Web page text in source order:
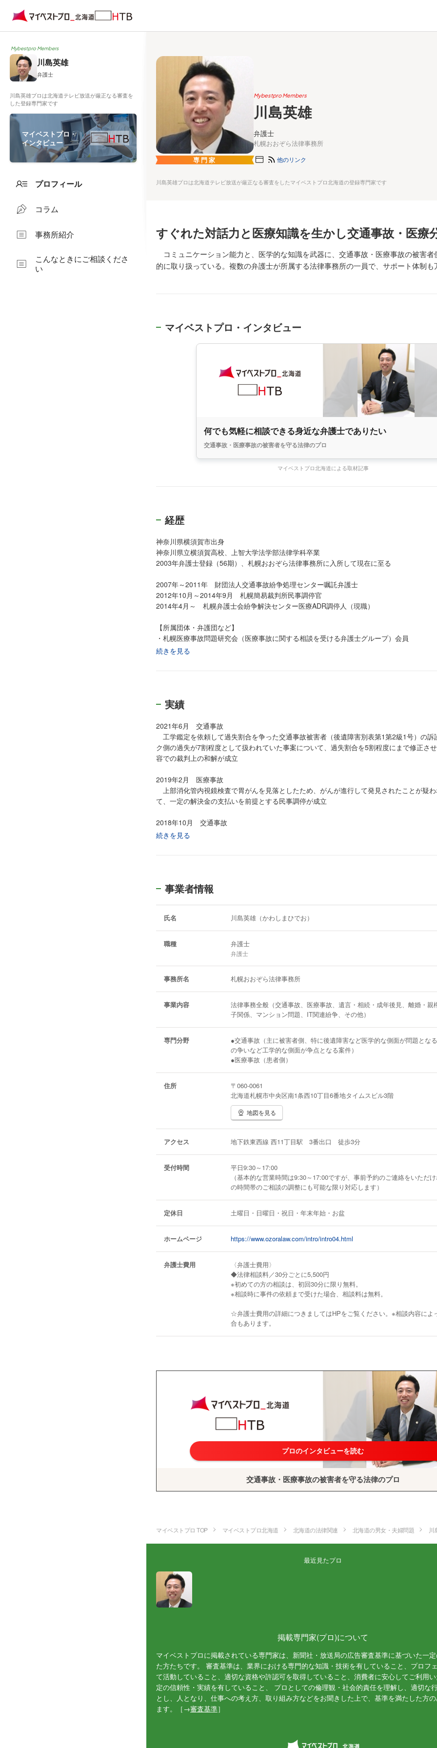
Mybestpro Members
川島英雄
弁護士
川島英雄プロは北海道テレビ放送が厳正なる審査を
した登録専門家です
マイベストプロ・
インタビュー
プロフィール
コラム
事務所紹介
こんなときにご相談くださ
い
専門家
Mybestpro Members
川島英雄
弁護士
札幌おおぞら法律事務所
他のリンク
川島英雄プロは北海道テレビ放送が厳正なる審査をしたマイベストプロ北海道の登録専門家です
すぐれた対話力と医療知識を生かし交通事故・医療
コミュニケーション能力と、医学的な知識を武器に、交通事故・医療事故の被害者
的に取り扱っている。複数の弁護士が所属する法律事務所の一員で、サポート体制も
マイベストプロ・インタビュー
何でも気軽に相談できる身近な弁護士でありたい
交通事故・医療事故の被害者を守る法律のプロ
マイベストプロ北海道による取材記事
経歴
神奈川県横須賀市出身
神奈川県立横須賀高校、上智大学法学部法律学科卒業
2003年弁護士登録（56期）、札幌おおぞら法律事務所に入所して現在に至る
2007年～2011年 財団法人交通事故紛争処理センター嘱託弁護士
2012年10月～2014年9月 札幌簡易裁判所民事調停官
2014年4月～ 札幌弁護士会紛争解決センター医療ADR調停人（現職）
【所属団体・弁護団など】
・札幌医療事故問題研究会（医療事故に関する相談を受ける弁護士グループ）会員
・医療事故情報センター（医療事故被害者の代理人として活動する全国各地の弁護士によっ
続きを見る
実績
2021年6月 交通事故
工学鑑定を依頼して過失割合を争った交通事故被害者（後遺障害別表第1第2級1号）の訴
ク側の過失が7割程度として扱われていた事案について、過失割合を5割程度にまで修正さ
容での裁判上の和解が成立
2019年2月 医療事故
上部消化管内視鏡検査で胃がんを見落としたため、がんが進行して発見されたことが疑
て、一定の解決金の支払いを前提とする民事調停が成立
2018年10月 交通事故
交通事故で頭部外傷（軽症頭部外傷（mTBI））の後、言語性の記憶障害を中心とする高次
2018年8月 交通事故
険会社の提示額及び事故の過失割合についての主張が不当であると考えられたことから、
額の評価について争って交渉したところ、当初提示額から1500万円以上増額した内容で示談
2016年8月 交通事故
交通事故で傷害を負い、併合2級の後遺障害を負った自営業の被害者について訴訟を提起
2016年5月 交通事故
起立性頭痛（起き上がると頭痛が生じる症状）など脳脊髄液減少症の可能性が認められ
会い頭事故の被害者について、脳脊髄液減少症であることを前提として損害賠償請求訴訟を
液減少症であることを正面から認定してもらうまでには至らなかったものの、その治療期間
慮していると解釈できるような裁判上の和解が成立
過去の手術において使用されたガーゼ（タオル）が遺残していたため膿瘍となってしまっ
続きを見る
事業者情報
氏名 川島英雄（かわしまひでお）
職種 弁護士
弁護士
事務所名 札幌おおぞら法律事務所
事業内容
法律事務全般（交通事故、医療事故、遺言・相続・成年後見、離婚・親
子関係、マンション問題、IT関連紛争、その他）
専門分野
●交通事故（主に被害者側、特に後遺障害など医学的な側面が問題とな
の争いなど工学的な側面が争点となる案件）
●医療事故（患者側）
住所
〒060-0061
北海道札幌市中央区南1条西10丁目6番地タイムスビル3階
地図を見る
アクセス 地下鉄東西線 西11丁目駅 3番出口 徒歩3分
受付時間
平日9:30～17:00
（基本的な営業時間は9:30～17:00ですが、事前予約のご連絡をいただ
の時間帯のご相談の調整にも可能な限り対応します）
定休日 土曜日・日曜日・祝日・年末年始・お盆
ホームページ https://www.ozoralaw.com/intro/intro04.html
弁護士費用
〈弁護士費用〉
◆法律相談料／30分ごとに5,500円
※初めての方の相談は、初回30分に限り無料。
※相談時に事件の依頼まで受けた場合、相談料は無料。
☆弁護士費用の詳細につきましてはHPをご覧ください。※相談内容によ
合もあります。
プロのインタビューを読む
交通事故・医療事故の被害者を守る法律のプロ
マイベストプロ TOP マイベストプロ北海道 北海道の法律関連 北海道の男女・夫婦問題 川
最近見たプロ
掲載専門家(プロ)について
マイベストプロに掲載されている専門家は、新聞社・放送局の広告審査基準に基づいた一
た方たちです。 審査基準は、業界における専門的な知識・技術を有していること、プロフ
て活動していること、適切な資格や許認可を取得していること、消費者に安心してご利用
定の信頼性・実績を有していること、 プロとしての倫理観・社会的責任を理解し、適切な
とし、人となり、仕事への考え方、取り組み方などをお聞きした上で、基準を満たした方
ます。［→審査基準］